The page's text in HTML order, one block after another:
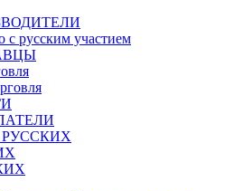
с русским участием